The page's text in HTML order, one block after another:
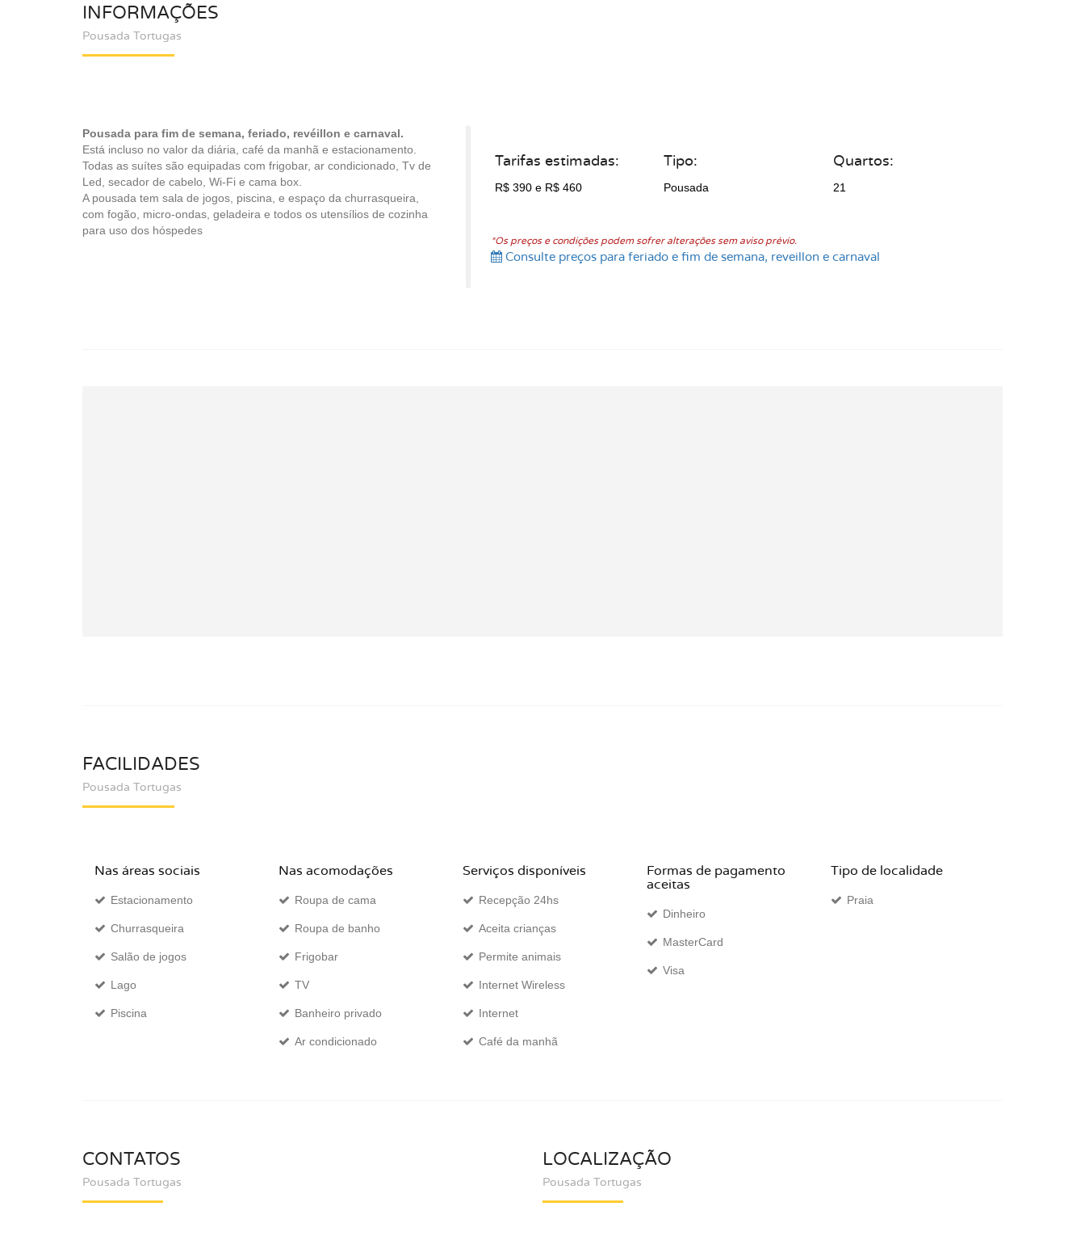
INFORMAÇÕES
Pousada Tortugas
Pousada para fim de semana, feriado, revéillon e carnaval.
Está incluso no valor da diária, café da manhã e estacionamento.
Todas as suítes são equipadas com frigobar, ar condicionado, Tv de
Led, secador de cabelo, Wi-Fi e cama box.
A pousada tem sala de jogos, piscina, e espaço da churrasqueira,
com fogão, micro-ondas, geladeira e todos os utensílios de cozinha
para uso dos hóspedes
Tarifas estimadas:
R$ 390 e R$ 460
Tipo:
Pousada
Quartos:
21
*Os preços e condições podem sofrer alterações sem aviso prévio.
Consulte preços para feriado e fim de semana, reveillon e carnaval
FACILIDADES
Pousada Tortugas
Nas áreas sociais
Estacionamento
Churrasqueira
Salão de jogos
Lago
Piscina
Nas acomodações
Roupa de cama
Roupa de banho
Frigobar
TV
Banheiro privado
Ar condicionado
Serviços disponíveis
Recepção 24hs
Aceita crianças
Permite animais
Internet Wireless
Internet
Café da manhã
Formas de pagamento
aceitas
Dinheiro
MasterCard
Visa
Tipo de localidade
Praia
CONTATOS
Pousada Tortugas
LOCALIZAÇÃO
Pousada Tortugas